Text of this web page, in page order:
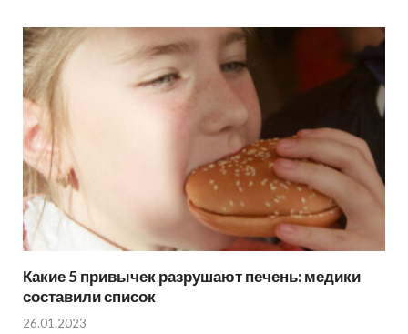
Какие 5 привычек разрушают печень: медики
составили список
26.01.2023